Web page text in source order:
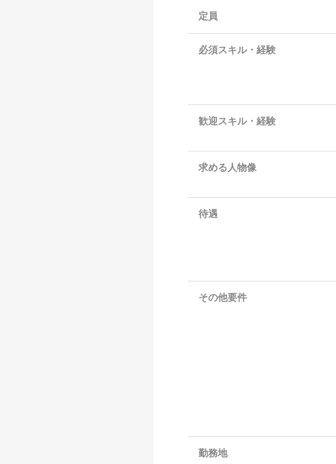
定員
必須スキル・経験
歓迎スキル・経験
求める人物像
待遇
その他要件
勤務地